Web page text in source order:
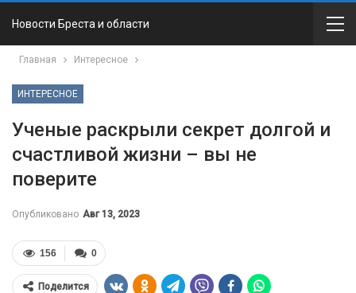
Новости Бреста и области
Главная Интересное
ИНТЕРЕСНОЕ
Ученые раскрыли секрет долгой и
счастливой жизни – вы не
поверите
Опубликовано Авг 13, 2023
0
156
Поделится